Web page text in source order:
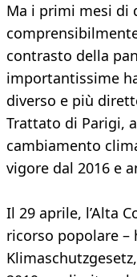
Ma i primi mesi di
contrasto della
importantissime
diverso e più
Trattato di Parigi,
cambiamento
vigore dal 2016 e
Il 29 aprile, l’Alta
ricorso popolare –